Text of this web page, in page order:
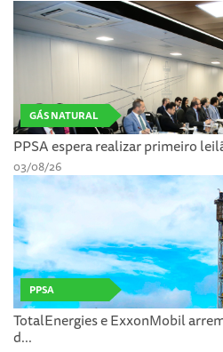
GÁS NATURAL
PPSA espera realizar primeiro
03/08/26
PPSA
TotalEnergies e ExxonMobil
d...